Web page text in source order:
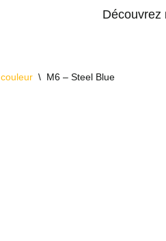
Découvrez
\ M6 – Steel Blue